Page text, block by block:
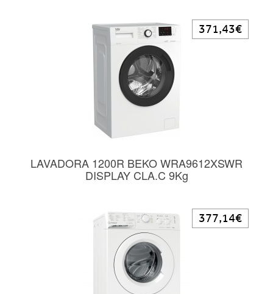
LAVADORA 1200R BEKO WRA9612XSWR
DISPLAY CLA.C 9Kg
371,43€
377,14€